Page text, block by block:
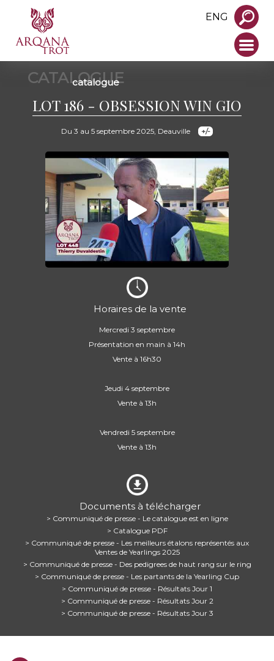
ENG
CATALOGUE
catalogue
LOT 186 - OBSESSION WIN GIO
Du 3 au 5 septembre 2025, Deauville
Horaires de la vente
Mercredi 3 septembre
Présentation en main à 14h
Vente à 16h30
Jeudi 4 septembre
Vente à 13h
Vendredi 5 septembre
Vente à 13h
Documents à télécharger
> Communiqué de presse - Le catalogue est en ligne
> Catalogue PDF
> Communiqué de presse - Les meilleurs étalons représentés aux
Ventes de Yearlings 2025
> Communiqué de presse - Des pedigrees de haut rang sur le ring
> Communiqué de presse - Les partants de la Yearling Cup
> Communiqué de presse - Résultats Jour 1
> Communiqué de presse - Résultats Jour 2
> Communiqué de presse - Résultats Jour 3